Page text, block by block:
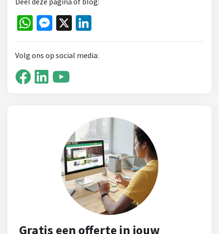
WhatsApp
Messenger
X
Volg ons op social media:
Gratis een offerte in jouw